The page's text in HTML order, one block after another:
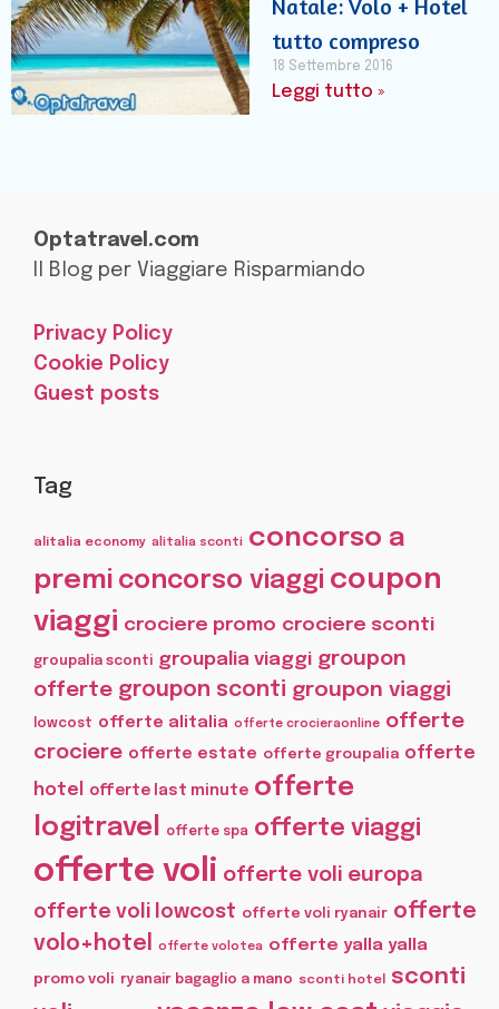
Natale: Volo + Hotel
tutto compreso
18 Settembre 2016
Leggi tutto »
Optatravel.com
Il Blog per Viaggiare Risparmiando
Privacy Policy
Cookie Policy
Guest posts
Tag
alitalia economy alitalia sconti concorso a
premi concorso viaggi coupon
viaggi crociere promo crociere sconti
groupalia sconti groupalia viaggi groupon
offerte groupon sconti groupon viaggi
lowcost offerte alitalia offerte crocieraonline offerte
crociere offerte estate offerte groupalia offerte
hotel
offerte last minute offerte
logitravel
offerte spa offerte viaggi
offerte voli offerte voli europa
offerte voli lowcost offerte voli ryanair offerte
volo+hotel
offerte volotea offerte yalla yalla
promo voli ryanair bagaglio a mano sconti hotel
sconti